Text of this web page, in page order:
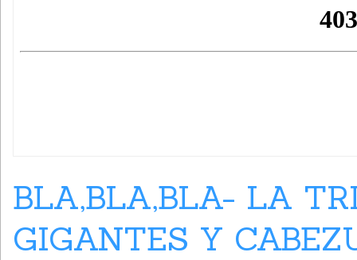
BLA,BLA,BLA- LA
GIGANTES Y